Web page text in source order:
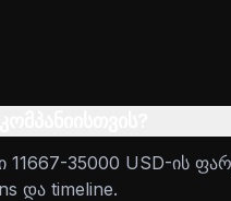
35000 USD-ის
და timeline.